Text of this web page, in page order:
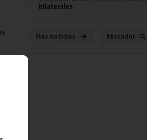
bilaterales
Más noticias Búscador